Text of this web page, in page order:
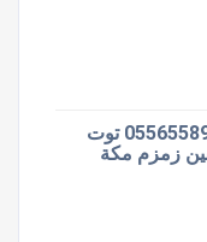
زمازمة جدة 0556558989 توت
زمزم مكة